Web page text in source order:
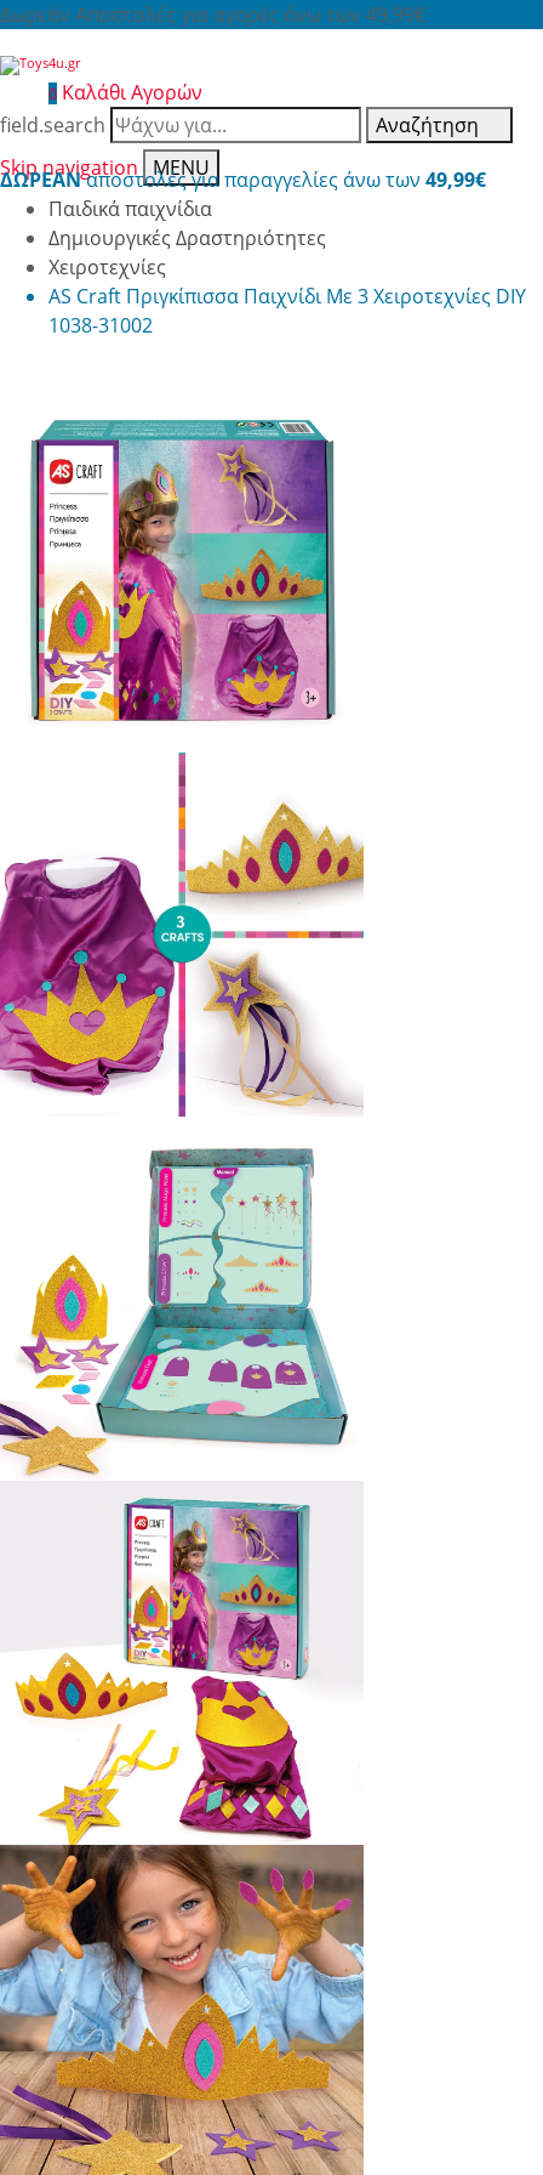
Δωρεάν Αποστολές για αγορές άνω των 49,99€
0 Καλάθι Αγορών
field.search
Αναζήτηση
Skip navigation
MENU
ΔΩΡΕΑΝαποστολές για παραγγελίες άνω των 49,99€
Παιδικά παιχνίδια
Δημιουργικές Δραστηριότητες
Χειροτεχνίες
AS Craft Πριγκίπισσα Παιχνίδι Με 3 Χειροτεχνίες DIY
1038-31002